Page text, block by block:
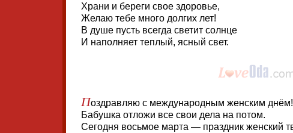
Храни и береги свое здоровье,
Желаю тебе много долгих лет!
В душе пусть всегда светит солнце
И наполняет теплый, ясный свет.
Поздравляю с международным женским днём!
Бабушка отложи все свои дела на потом.
Сегодня восьмое марта — праздник женский